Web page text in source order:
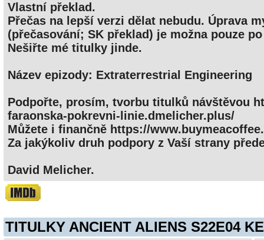
Vlastní překlad.
Přečas na lepší verzi dělat nebudu. Úprava
(přečasování; SK překlad) je možna pouze
Nešiřte mé titulky jinde.
Název epizody: Extraterrestrial Engineering
Podpořte, prosím, tvorbu titulků návštěvou
faraonska-pokrevni-linie.dmelicher.plus/
Můžete i finančně https://
Za jakýkoliv druh podpory z Vaší strany
David Melicher.
TITULKY ANCIENT ALIENS S22E04